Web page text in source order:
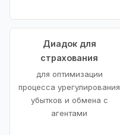
Диадок для
страхования
для оптимизации
процесса урегулирования
убытков и обмена с
агентами